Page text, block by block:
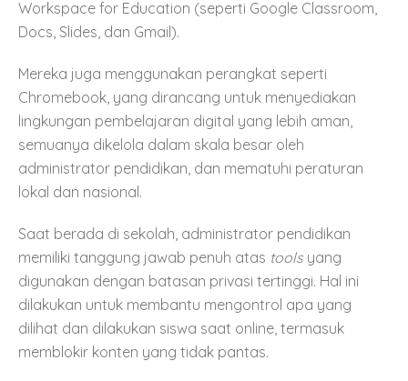
Workspace for Education (seperti Google Classroom,
Docs, Slides, dan Gmail).
Mereka juga menggunakan perangkat seperti
Chromebook, yang dirancang untuk menyediakan
lingkungan pembelajaran digital yang lebih aman,
semuanya dikelola dalam skala besar oleh
administrator pendidikan, dan mematuhi peraturan
lokal dan nasional.
Saat berada di sekolah, administrator pendidikan
memiliki tanggung jawab penuh atas tools yang
digunakan dengan batasan privasi tertinggi. Hal ini
dilakukan untuk membantu mengontrol apa yang
dilihat dan dilakukan siswa saat online, termasuk
memblokir konten yang tidak pantas.